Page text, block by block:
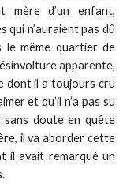
mère d’un enfant,
qui n’auraient pas dû
le même quartier de
apparente,
dont il a toujours cru
et qu’il n’a pas su
sans doute en quête
il va aborder cette
il avait remarqué un